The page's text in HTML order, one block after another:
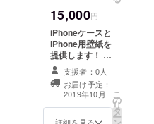
ターン
終了後
に制作
を行い
ます、
その為
完成予
定日が
2018年
11月頃
ので一緒にされ
るのをおすすめ
します。 また、
名入れも可能で
すのでご相談下
さい。 阪南フォ
トを応援して オ
リジナルケース
と壁紙を手に入
れませんか？ さ
15,000円
iPhoneケースと
iPhone用壁紙を
提供します！ も
ちろん画像は、
お持ちのiPhone
に合わせたオリ
ジナル画像を撮
影します！ ま
支援者：0人
お届け予定：
2019年10月
こ
の
リ
タ
ー